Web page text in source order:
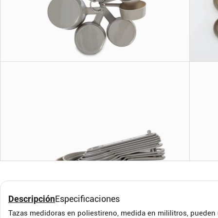
DescripciónEspecificaciones
Tazas medidoras en poliestireno, medida en mililitros,
950